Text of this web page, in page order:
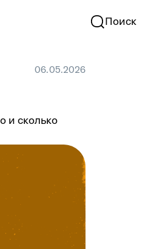
Поиск
06.05.2026
и сколько